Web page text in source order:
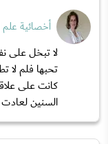
أخصائية
لا تبخل على
تحبها فلم لا
كانت على
السنين